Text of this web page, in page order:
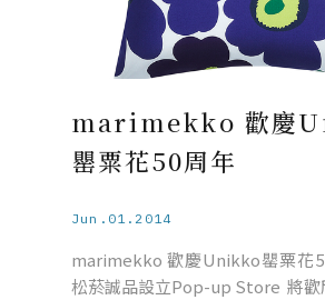
marimekko 歡慶
罌粟花50周年
Jun.01.2014
marimekko 歡慶Unikko罌粟花
松菸誠品設立Pop-up Store 將